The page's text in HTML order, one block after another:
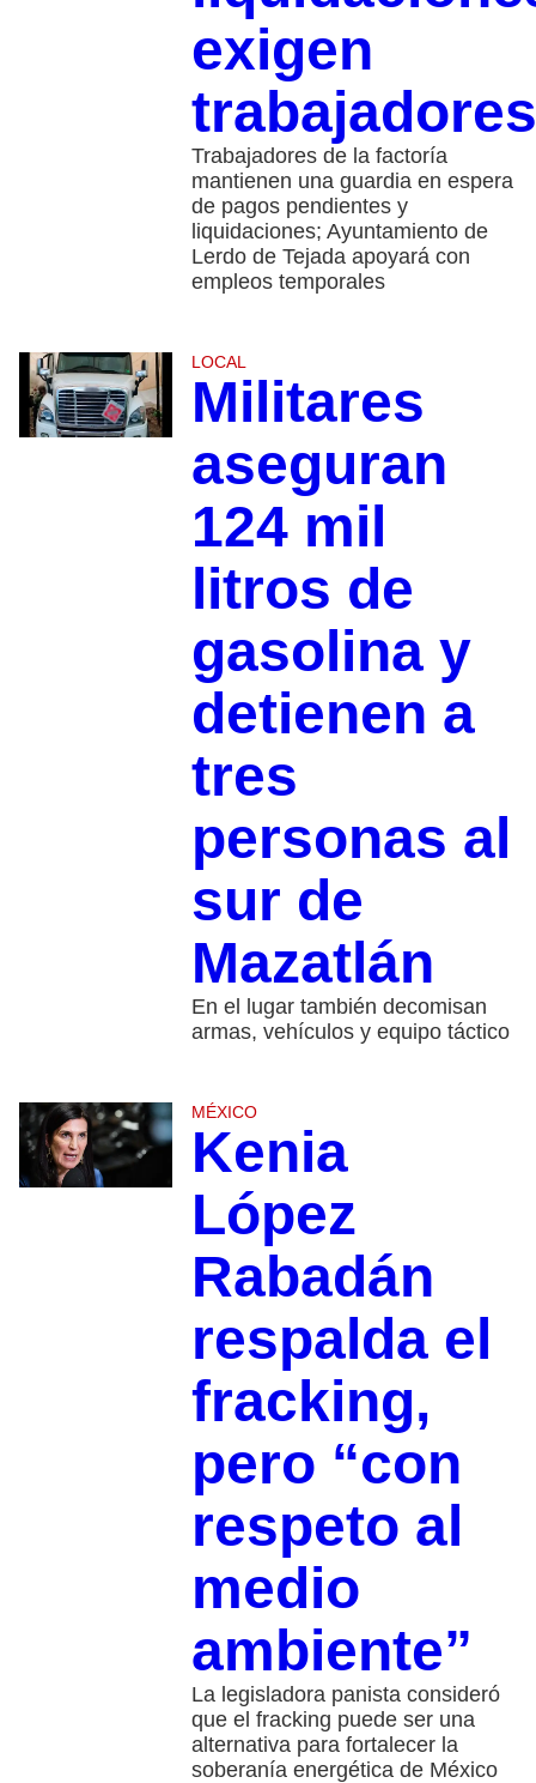
exigen
trabajadores
Trabajadores de la factoría
mantienen una guardia en espera
de pagos pendientes y
liquidaciones; Ayuntamiento de
Lerdo de Tejada apoyará con
empleos temporales
LOCAL
Militares
aseguran
124 mil
litros de
gasolina y
detienen a
tres
personas al
sur de
Mazatlán
En el lugar también decomisan
armas, vehículos y equipo táctico
MÉXICO
Kenia
López
Rabadán
respalda el
fracking,
pero “con
respeto al
medio
ambiente”
La legisladora panista consideró
que el fracking puede ser una
alternativa para fortalecer la
soberanía energética de México